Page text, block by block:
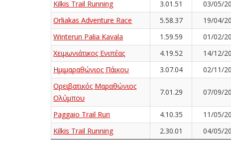
Kilkis Trail Running
3.01.51 03/05/
Orliakas Adventure Race
5.58.37 19/04/
Winterun Palia Kavala
1.59.59 01/02/
Χειμωνιάτικος Ενιπέας
4.19.52 14/12/
Ημιμαραθώνιος Πάικου
3.07.04 02/11/
Ορειβατικός Μαραθώνιος
Ολύμπου
7.01.29 07/09/
Paggaio Trail Run 4.10.35 11/05/
Kilkis Trail Running
2.30.01 04/05/